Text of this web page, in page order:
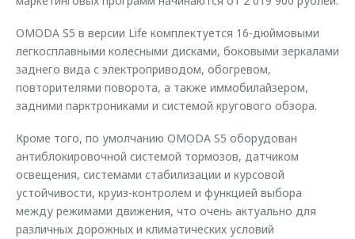
Запчасти
OMODA S5 в версии Life комплектуется 16-дюймовыми
легкосплавными колесными дисками, боковыми зеркалами
заднего вида с электроприводом, обогревом,
повторителями поворота, а также иммобилайзером,
задними парктрониками и системой кругового обзора.
Кроме того, по умолчанию OMODA S5 оборудован
антиблокировочной системой тормозов, датчиком
освещения, системами стабилизации и курсовой
устойчивости, круиз-контролем и функцией выбора
между режимами движения, что очень актуально для
различных дорожных и климатических условий